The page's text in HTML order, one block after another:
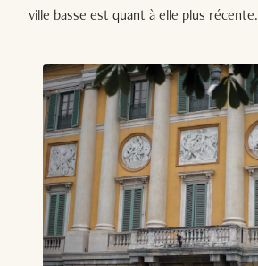
ville basse est quant à elle plus récente.